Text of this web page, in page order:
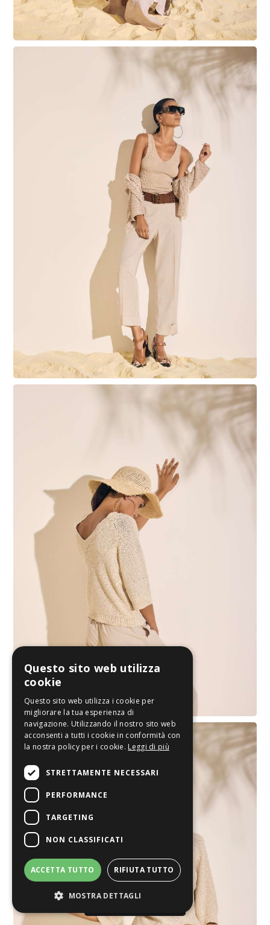
​​ 059644911
Questo sito web utilizza
cookie
Questo sito web utilizza i cookie per
migliorare la tua esperienza di
navigazione. Utilizzando il nostro sito web
acconsenti a tutti i cookie in conformità con
la nostra policy per i cookie. Leggi di più
STRETTAMENTE NECESSARI
PERFORMANCE
TARGETING
NON CLASSIFICATI
ACCETTA TUTTO RIFIUTA TUTTO
MOSTRA DETTAGLI